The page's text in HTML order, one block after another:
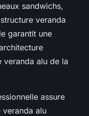
sandwichs,
veranda
garantit une
veranda alu de la
assure
veranda alu